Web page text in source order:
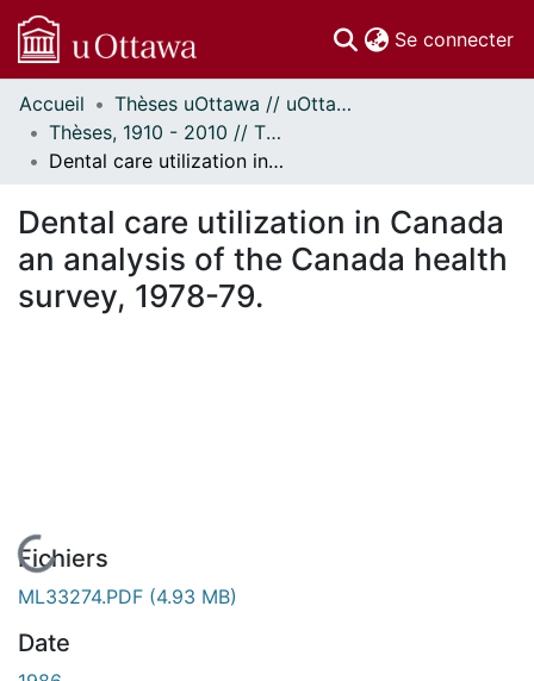
Se connecter
Communautés
et collections
Parcourir
À propos
Accueil
Thèses uOttawa // uOttawa Theses
Thèses, 1910 - 2010 // Theses, 1910 - 2010
Dental care utilization in Canada an analysis of the Canada health survey, 1978-79.
Dental care utilization in Canada
an analysis of the Canada health
survey, 1978-79.
En cours de chargement...
Fichiers
ML33274.PDF (4.93 MB)
Date